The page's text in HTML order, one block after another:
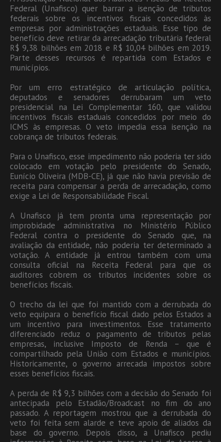
Federal (Unafisco) quer barrar a isenção de tributos
federais sobre os incentivos fiscais concedidos às
empresas por administrações estaduais. Esse tipo de
benefício deve retirar da arrecadação tributária federal
R$ 9,38 bilhões em 2018 e R$ 10,04 bilhões em 2019.
Parte desses recursos é repartida com Estados e
municípios.
Por um erro estratégico de articulação política,
deputados e senadores derrubaram um veto
presidencial na Lei Complementar 160, que validou
incentivos fiscais estaduais concedidos por meio do
ICMS às empresas. O veto impedia essa isenção na
cobrança de tributos federais.
Para o Unafisco, esse impedimento não poderia ter sido
colocado em votação pelo presidente do Senado,
Eunício Oliveira (MDB-CE), já que não havia previsão de
receita para compensar a perda de arrecadação, como
exige a Lei de Responsabilidade Fiscal.
A Unafisco já tem pronta uma representação por
improbidade administrativa no Ministério Público
Federal contra o presidente do Senado que, na
avaliação da entidade, não poderia ter determinado a
votação. A entidade já entrou também com uma
consulta oficial na Receita Federal para que os
auditores cobrem os tributos incidentes sobre os
benefícios fiscais.
O trecho da lei que foi mantido com a derrubada do
veto equipara o benefício fiscal dado pelos Estados a
um incentivo para investimentos. Esse tratamento
diferenciado reduz o pagamento de tributos pelas
empresas, inclusive Imposto de Renda – que é
compartilhado pela União com Estados e municípios.
Historicamente, o governo arrecada impostos sobre
esses benefícios fiscais.
A perda de R$ 9,3 bilhões com a decisão do Senado foi
antecipada pelo Estadão/Broadcast no fim do ano
passado. A reportagem mostrou que a derrubada do
veto foi feita sem alarde e teve apoio de aliados da
base do governo. Depois disso, a Unafisco pediu